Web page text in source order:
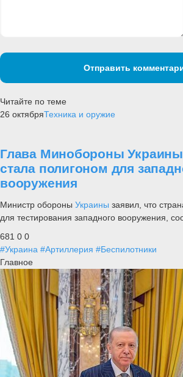
Отправить
Читайте по теме
26 октябряТехника и оружие
Глава Минобороны
стала полигоном для
вооружения
Министр обороны Украины заявил, что
для тестирования западного вооружения,
681 0 0
#Украина #Артиллерия #Беспилотники
Главное